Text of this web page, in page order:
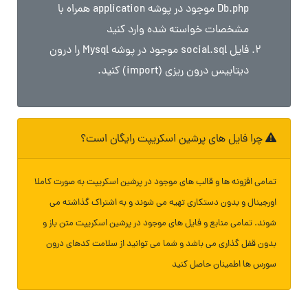
Db.php موجود در پوشه application همراه با
مشخصات خواسته شده وارد کنید
فایل social.sql موجود در پوشه Mysql را درون
دیتابیس درون ریزی (import) کنید.
چرا فایل های پرشین اسکریپت رایگان است؟
تمامی افزونه ها و قالب های موجود در پرشین اسکریپت به صورت کاملا
اورجینال و بدون دستکاری تهیه می شوند و به اشتراک گذاشته می
شوند. تمامی منابع و فایل های موجود در پرشین اسکریپت متن باز و
بدون قفل گذاری می باشد و شما می توانید از سلامت کدهای درون
سورس ها اطمینان حاصل کنید